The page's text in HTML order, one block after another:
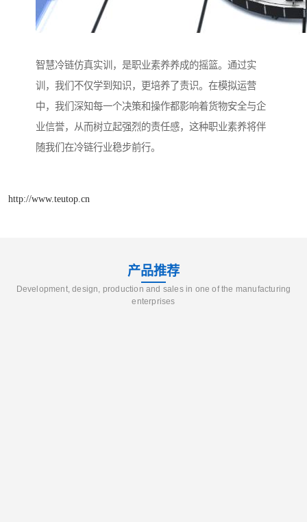
智慧冷链仿真实训，是职业素养养成的摇篮。通过实
训，我们不仅学到知识，更培养了责识。在模拟运营
中，我们深知每一个决策和操作都影响着货物安全与企
业信誉，从而树立起强烈的责任感，这种职业素养将伴
随我们在冷链行业稳步前行。
http://www.teutop.cn
产品推荐
Development, design, production and sales in one of the manufacturing
enterprises